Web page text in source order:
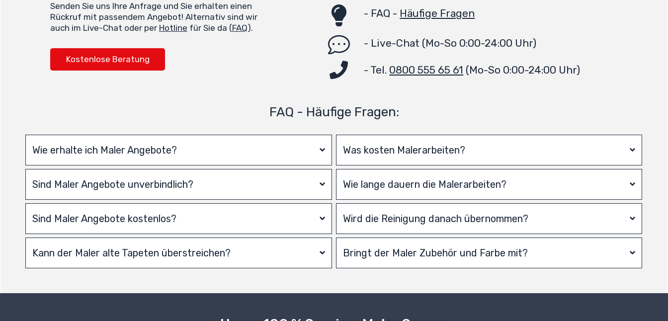
Senden Sie uns Ihre Anfrage und Sie erhalten einen
Rückruf mit passendem Angebot! Alternativ sind wir
auch im Live-Chat oder per Hotline für Sie da (FAQ).
Kostenlose Beratung
- FAQ - Häufige Fragen
- Live-Chat (Mo-So 0:00-24:00 Uhr)
- Tel. 0800 555 65 61 (Mo-So 0:00-24:00 Uhr)
FAQ - Häufige Fragen:
Wie erhalte ich Maler Angebote?
Sind Maler Angebote unverbindlich?
Sind Maler Angebote kostenlos?
Kann der Maler alte Tapeten überstreichen?
Was kosten Malerarbeiten?
Wie lange dauern die Malerarbeiten?
Wird die Reinigung danach übernommen?
Bringt der Maler Zubehör und Farbe mit?